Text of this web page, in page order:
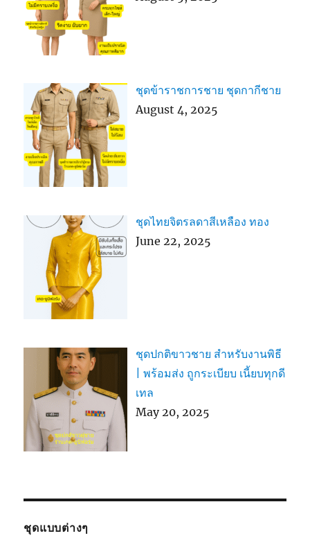
ชุดข้าราชการชาย ชุดกากีชาย
August 4, 2025
ชุดไทยจิตรลดาสีเหลือง ทอง
June 22, 2025
ชุดปกติขาวชาย สำหรับงานพิธี
| พร้อมส่ง ถูกระเบียบ เนี้ยบทุกดี
เทล
May 20, 2025
ชุดแบบต่างๆ